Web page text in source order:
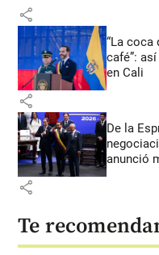
share
“La coca
café”:
en Cali
share
De la
anunció
share
Te